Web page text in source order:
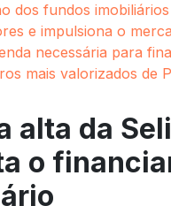
dos fundos
e impulsiona o
necessária para
mais valorizados de
alta da
o